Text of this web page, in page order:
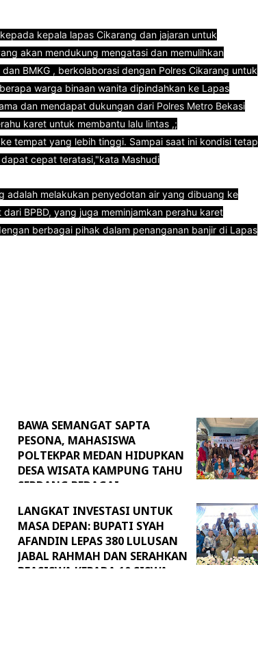
kepala lapas Cikarang dan jajaran untuk
akan mendukung mengatasi dan memulihkan
BMKG , berkolaborasi dengan Polres Cikarang untuk
warga binaan wanita dipindahkan ke Lapas
dan mendapat dukungan dari Polres Metro Bekasi
karet untuk membantu lalu lintas ,;
tempat yang lebih tinggi. Sampai saat ini kondisi tetap
cepat teratasi,"kata Mashudi
adalah melakukan penyedotan air yang dibuang ke
BPBD, yang juga meminjamkan perahu karet
berbagai pihak dalam penanganan banjir di Lapas
BAWA SEMANGAT SAPTA
PESONA, MAHASISWA
POLTEKPAR MEDAN HIDUPKAN
DESA WISATA KAMPUNG TAHU
SERDANG BEDAGAI
LANGKAT INVESTASI UNTUK
MASA DEPAN: BUPATI SYAH
AFANDIN LEPAS 380 LULUSAN
JABAL RAHMAH DAN SERAHKAN
BEASISWA KEPADA 10 SISWA